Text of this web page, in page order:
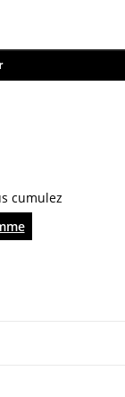
cumulez